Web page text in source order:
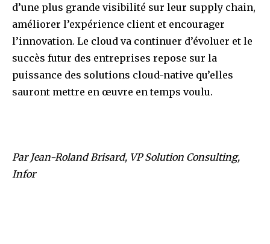
d’une plus grande visibilité sur leur supply chain,
améliorer l’expérience client et encourager
l’innovation. Le cloud va continuer d’évoluer et le
succès futur des entreprises repose sur la
puissance des solutions cloud-native qu’elles
sauront mettre en œuvre en temps voulu.
Par Jean-Roland Brisard, VP Solution Consulting,
Infor